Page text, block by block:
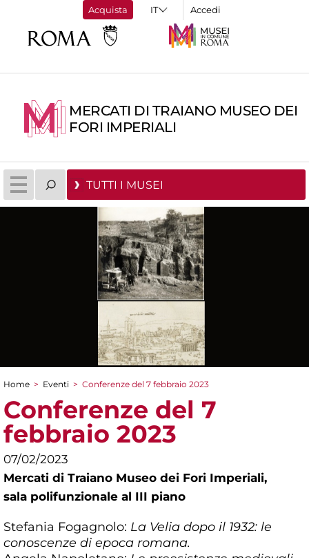
Acquista Accedi
MERCATI DI TRAIANO MUSEO DEI
FORI IMPERIALI
TUTTI I MUSEI
Tu sei qui
Home > Eventi > Conferenze del 7 febbraio 2023
Conferenze del 7
febbraio 2023
07/02/2023
Mercati di Traiano Museo dei Fori Imperiali,
sala polifunzionale al III piano
Stefania Fogagnolo: La Velia dopo il 1932: le
conoscenze di epoca romana.